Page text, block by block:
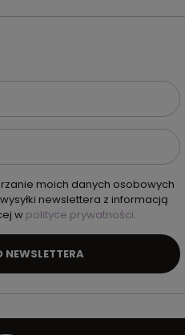
moich danych osobowych
newslettera z informacją
w polityce prywatności.
NEWSLETTERA